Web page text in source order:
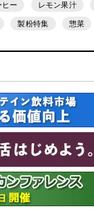
ヒー レモン果汁
製粉特集 惣菜